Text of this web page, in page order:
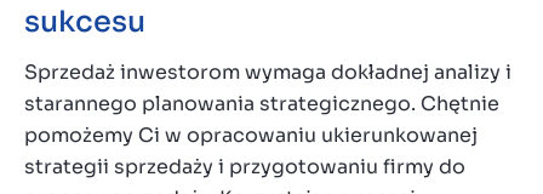
sukcesu
Sprzedaż inwestorom wymaga dokładnej analizy i
starannego planowania strategicznego. Chętnie
pomożemy Ci w opracowaniu ukierunkowanej
strategii sprzedaży i przygotowaniu firmy do